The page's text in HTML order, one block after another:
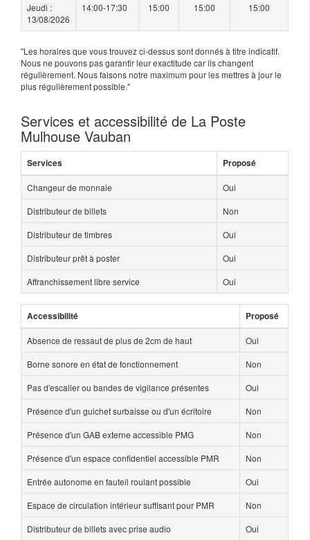
Jeudi :
13/08/2026
14:00-17:30 15:00 15:00 15:00
"Les horaires que vous trouvez ci-dessus sont donnés à titre indicatif.
Nous ne pouvons pas garantir leur exactitude car ils changent
régulièrement. Nous faisons notre maximum pour les mettres à jour le
plus régulièrement possible."
Services et accessibilité de La Poste
Mulhouse Vauban
Services Proposé
Changeur de monnaie
Oui
Distributeur de billets
Non
Distributeur de timbres
Oui
Distributeur prêt à poster
Oui
Affranchissement libre service
Oui
Accessibilité Proposé
Absence de ressaut de plus de 2cm de haut
Oui
Borne sonore en état de fonctionnement
Non
Pas d'escalier ou bandes de vigilance présentes
Oui
Présence d'un guichet surbaisse ou d'un écritoire
Non
Présence d'un GAB externe accessible PMG
Non
Présence d'un espace confidentiel accessible PMR
Non
Entrée autonome en fauteil roulant possible
Oui
Espace de circulation intérieur suffisant pour PMR
Non
Distributeur de billets avec prise audio
Oui